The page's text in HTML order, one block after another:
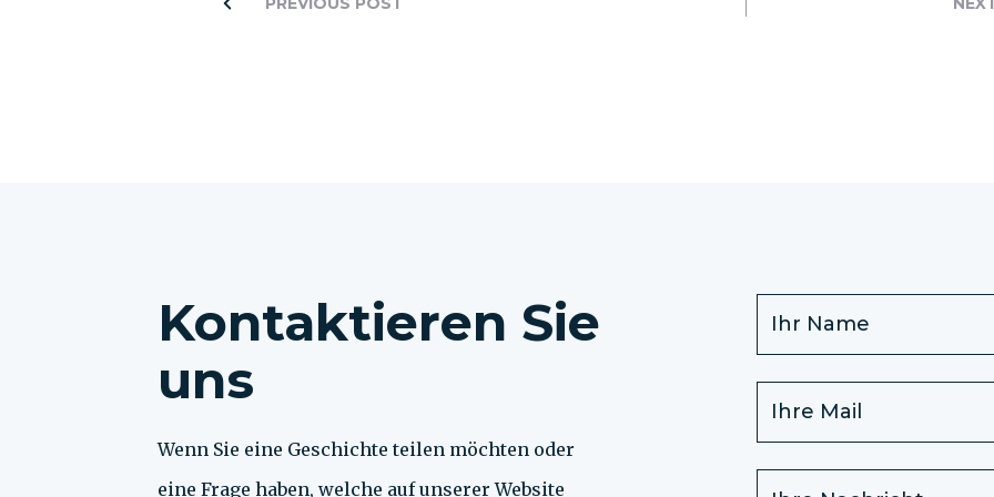
Kontaktieren Sie
uns
Wenn Sie eine Geschichte teilen möchten oder
eine Frage haben, welche auf unserer Website